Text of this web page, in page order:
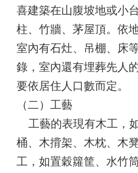
制
度
祭
儀
信
仰
築
工
藝
喜建築在山腹坡地或小
柱、竹牆、茅屋頂。依
室內有石灶、吊棚、床
錄，室內還有埋葬先人
要依居住人口數而定。
（二）工藝
工藝的表現有木工，
桶、木揹架、木枕、木
工，如置穀籮筐、水竹